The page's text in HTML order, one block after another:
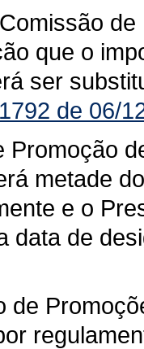
que o
ser
de 06/
Promoção
metade
e o
data de
de